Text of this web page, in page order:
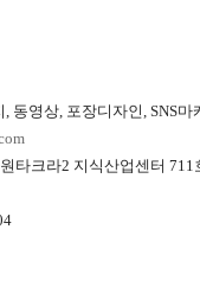
동영상, 포장디자인, SNS
타크라2 지식산업센터 711